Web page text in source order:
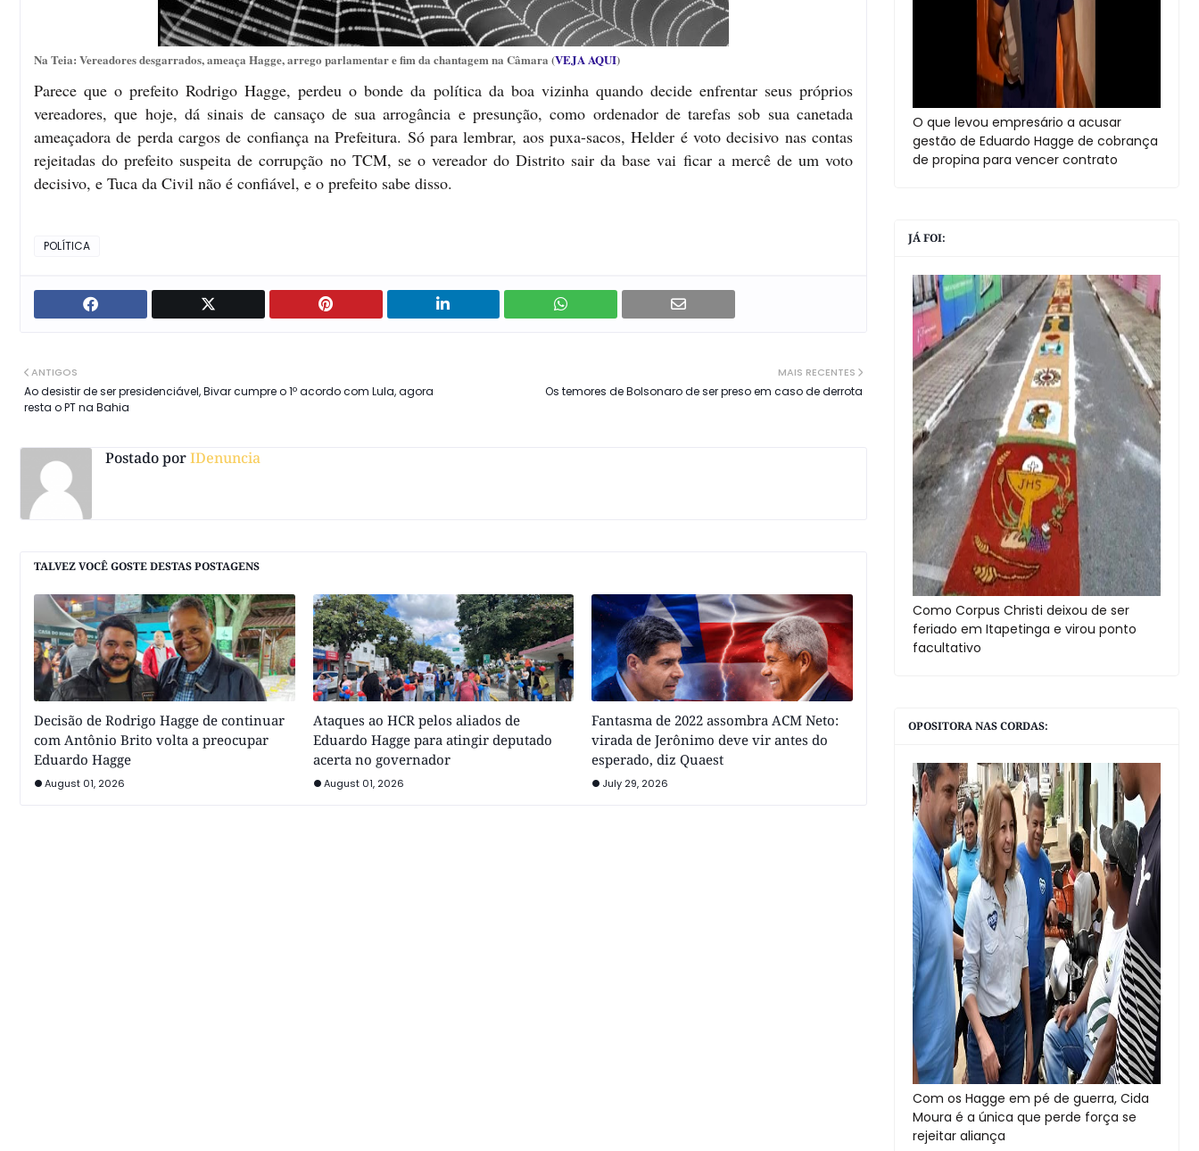
Na Teia: Vereadores desgarrados, ameaça Hagge, arrego parlamentar e fim da chantagem na Câmara (VEJA AQUI)
Parece que o prefeito Rodrigo Hagge, perdeu o bonde da política da boa vizinha quando decide enfrentar seus próprios
vereadores, que hoje, dá sinais de cansaço de sua arrogância e presunção, como ordenador de tarefas sob sua canetada
ameaçadora de perda cargos de confiança na Prefeitura. Só para lembrar, aos puxa-sacos, Helder é voto decisivo nas contas
rejeitadas do prefeito suspeita de corrupção no TCM, se o vereador do Distrito sair da base vai ficar a mercê de um voto
decisivo, e Tuca da Civil não é confiável, e o prefeito sabe disso.
POLÍTICA
MAIS RECENTES
Os temores de Bolsonaro de ser preso em caso de derrota
ANTIGOS
Ao desistir de ser presidenciável, Bivar cumpre o 1º acordo com Lula, agora
resta o PT na Bahia
Postado porIDenuncia
TALVEZ VOCÊ GOSTE DESTAS POSTAGENS
Decisão de Rodrigo Hagge de continuar
com Antônio Brito volta a preocupar
Eduardo Hagge
August 01, 2026
Ataques ao HCR pelos aliados de
Eduardo Hagge para atingir deputado
acerta no governador
August 01, 2026
Fantasma de 2022 assombra ACM Neto:
virada de Jerônimo deve vir antes do
esperado, diz Quaest
July 29, 2026
O que levou empresário a acusar
gestão de Eduardo Hagge de cobrança
de propina para vencer contrato
JÁ FOI:
Como Corpus Christi deixou de ser
feriado em Itapetinga e virou ponto
facultativo
OPOSITORA NAS CORDAS:
Com os Hagge em pé de guerra, Cida
Moura é a única que perde força se
rejeitar aliança